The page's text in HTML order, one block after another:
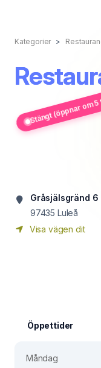
Kategorier
Stängt (öppnar om
Gråsjälsgränd 6
97435 Luleå
Visa vägen dit
Öppettider
Måndag